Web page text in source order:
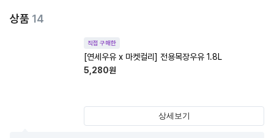
상품 14
직접 구매한
[연세우유 x 마켓컬리] 전용목장우유 1.8L
5,280원
상세보기